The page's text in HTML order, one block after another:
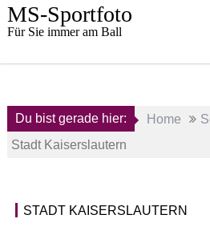
Skip
toMS-Sportfoto
Für Sie immer am Ball
Du bist gerade hier: Home
Stadt Kaiserslautern
S
STADT KAISERSLAUTERN